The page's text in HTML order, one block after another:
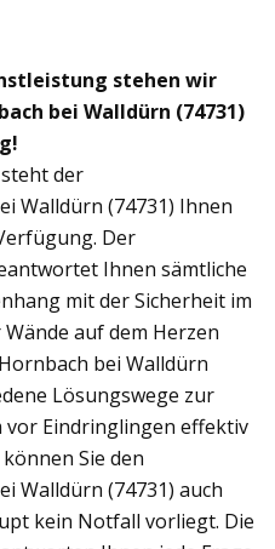
stehen wir
bei Walldürn (74731)
der
Walldürn (74731) Ihnen
Der
Ihnen sämtliche
mit der Sicherheit im
auf dem Herzen
bei Walldürn
Lösungswege zur
vor Eindringlingen effektiv
Sie den
Walldürn (74731) auch
kein Notfall vorliegt. Die